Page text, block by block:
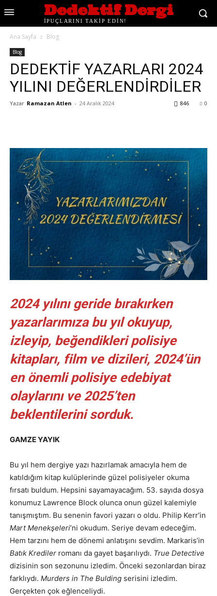
Dedektif Dergi
İPUÇLARINI TAKİP EDİN!
Ana Sayfa Blog
Blog
DEDEKTİF YAZARLARI 2024
YILINI DEĞERLENDİRDİLER
Yazar Ramazan Atlen - 24 Aralık 2024 0
846
2024 yılını geride bırakırken
yazarlarımıza bu yıl okuyup,
izleyip, beğendikleri polisiye
kitapları, film ve dizileri, 2024’ün
en önemli polisiye edebiyat
olaylarını ve 2025’ten
beklentilerini sorduk.
GAMZE YAYIK
Bu yıl hem dergiye yazı hazırlamak amacıyla hem de
katıldığım kitap kulüplerinde güzel polisiyeler okuma
fırsatı buldum. Hepsini sayamayacağım. 53. sayıda dosya
konumuz Lawrence Block olunca onun güzel kalemiyle
tanışmıştım. Bu senenin favori yazarı o oldu. Philip Kerr’in
Mart Menekşeleri’ni okudum. Seriye devam edeceğim.
Hem tarzını hem de dönemi anlatışını sevdim. Markaris’in
Batık Krediler romanı da gayet başarılıydı. True Detective
dizisinin son sezonunu izledim. Önceki sezonlardan biraz
farklıydı. Murders in The Bulding serisini izledim.
Gerçekten çok eğlenceliydi.